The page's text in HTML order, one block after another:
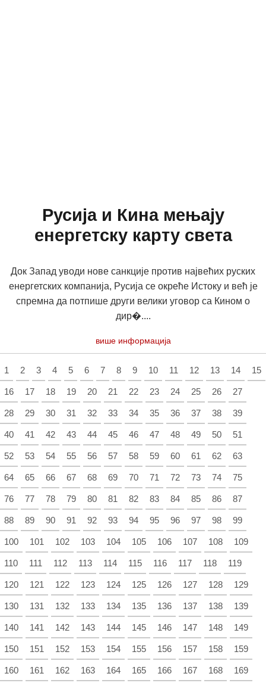
Русија и Кина мењају
енергетску карту света
Док Запад уводи нове санкције против највећих руских
енергетских компанија, Русија се окреће Истоку и већ је
спремна да потпише други велики уговор са Кином о
дир�....
више информација
1 2 3 4 5 6 7 8 9 10 11 12 13 14 15
16 17 18 19 20 21 22 23 24 25 26 27
28 29 30 31 32 33 34 35 36 37 38 39
40 41 42 43 44 45 46 47 48 49 50 51
52 53 54 55 56 57 58 59 60 61 62 63
64 65 66 67 68 69 70 71 72 73 74 75
76 77 78 79 80 81 82 83 84 85 86 87
88 89 90 91 92 93 94 95 96 97 98 99
100 101 102 103 104 105 106 107 108 109
110 111 112 113 114 115 116 117 118 119
120 121 122 123 124 125 126 127 128 129
130 131 132 133 134 135 136 137 138 139
140 141 142 143 144 145 146 147 148 149
150 151 152 153 154 155 156 157 158 159
160 161 162 163 164 165 166 167 168 169